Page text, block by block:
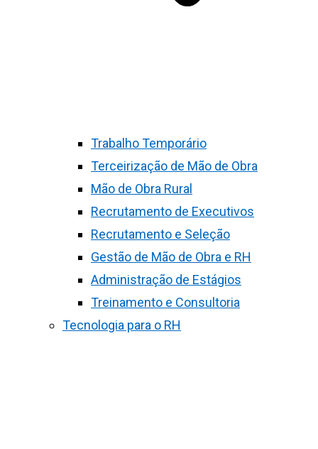
Trabalho Temporário
Terceirização de Mão de Obra
Mão de Obra Rural
Recrutamento de Executivos
Recrutamento e Seleção
Gestão de Mão de Obra e RH
Administração de Estágios
Treinamento e Consultoria
Tecnologia para o RH